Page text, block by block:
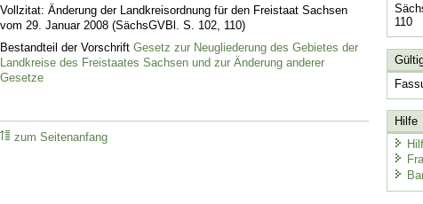
Vollzitat: Änderung der Landkreisordnung für den Freistaat Sachsen
vom 29. Januar 2008 (SächsGVBl. S. 102, 110)
Bestandteil der VorschriftGesetz zur Neugliederung des Gebietes der
Landkreise des Freistaates Sachsen und zur Änderung anderer
Gesetze
zum Seitenanfang
110
Hilfe